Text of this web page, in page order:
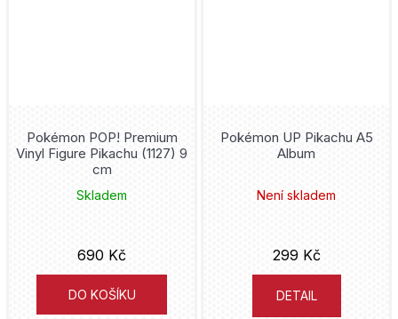
Pokémon POP! Premium
Vinyl Figure Pikachu (1127) 9
cm
Skladem
690 Kč
DO KOŠÍKU
Pokémon UP Pikachu A5
Album
Není skladem
299 Kč
DETAIL